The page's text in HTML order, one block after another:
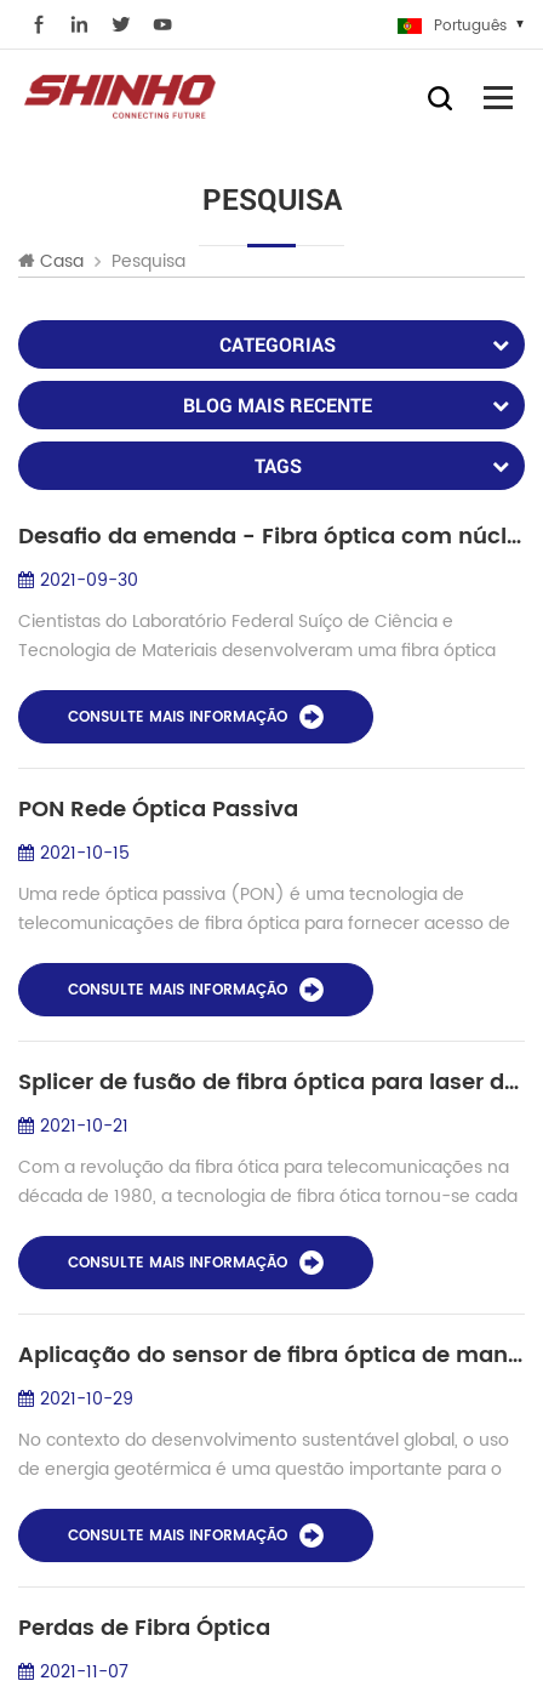
Português
PESQUISA
Casa Pesquisa
CATEGORIAS
BLOG MAIS RECENTE
TAGS
Desafio da emenda - Fibra óptica com núcleo de glicerina líquida
2021-09-30
Cientistas do Laboratório Federal Suíço de Ciência e
Tecnologia de Materiais desenvolveram uma fibra óptica
transmitir dados de forma tão con...
CONSULTE MAIS INFORMAÇÃO
PON Rede Óptica Passiva
2021-10-15
Uma rede óptica passiva (PON) é uma tecnologia de
telecomunicações de fibra óptica para fornecer acesso de
implementa uma topologia ponto-a-mul...
CONSULTE MAIS INFORMAÇÃO
Splicer de fusão de fibra óptica para laser de fibra
2021-10-21
Com a revolução da fibra ótica para telecomunicações na
década de 1980, a tecnologia de fibra ótica tornou-se cada
telecomunicações no final da décad...
CONSULTE MAIS INFORMAÇÃO
Aplicação do sensor de fibra óptica de manutenção de polarização na detecção geotérmica - splicer de fusão Shinho S-12PM
2021-10-29
No contexto do desenvolvimento sustentável global, o uso
de energia geotérmica é uma questão importante para o
podem trazer energia geotérmica para...
CONSULTE MAIS INFORMAÇÃO
Perdas de Fibra Óptica
2021-11-07